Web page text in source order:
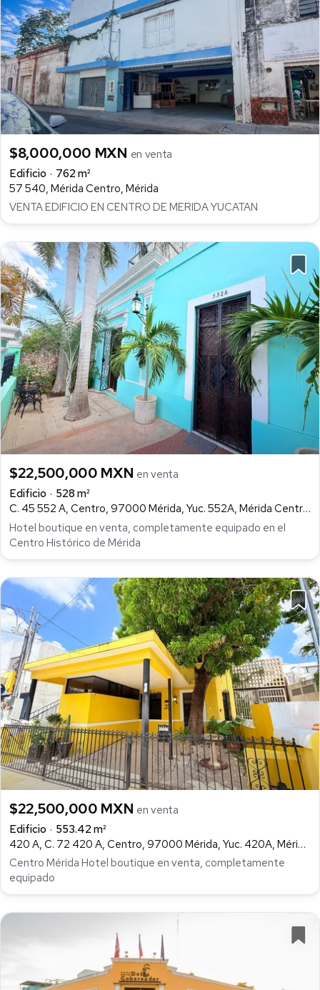
$8,000,000 MXN en venta
Edificio
762 m²
57 540, Mérida Centro, Mérida
VENTA EDIFICIO EN CENTRO DE MERIDA YUCATAN
$22,500,000 MXN en venta
Edificio
528 m²
C. 45 552 A, Centro, 97000 Mérida, Yuc. 552A, Mérida Centro, Mérida
Hotel boutique en venta, completamente equipado en el
Centro Histórico de Mérida
$22,500,000 MXN en venta
Edificio
553.42 m²
420 A, C. 72 420 A, Centro, 97000 Mérida, Yuc. 420A, Mérida Centro, Mérida
Centro Mérida Hotel boutique en venta, completamente
equipado